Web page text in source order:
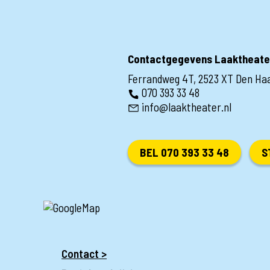
Contactgegevens
Ferrandweg 4T, 2523 XT Den
070 393 33 48
info@laaktheater.nl
BEL 070 393 33 48
Contact >